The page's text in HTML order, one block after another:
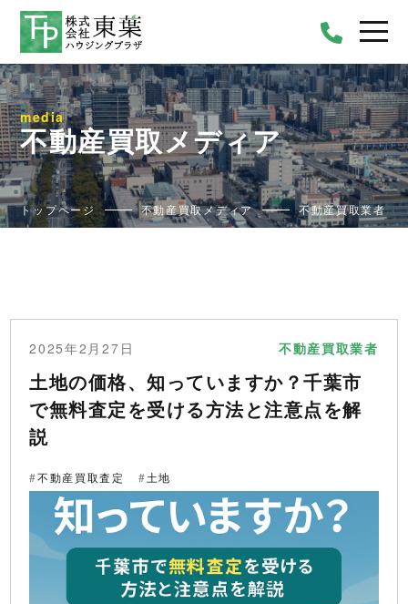
media
不動産買取メディア
トップページ 不動産買取メディア 不動産買取業者
2025年2月27日 不動産買取業者
土地の価格、知っていますか？千葉市
で無料査定を受ける方法と注意点を解
説
不動産買取査定 土地